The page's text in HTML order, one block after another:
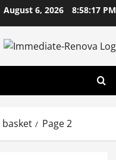
August 6, 2026 8:58:17 PM
basket Page 2